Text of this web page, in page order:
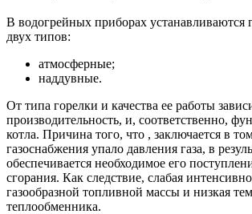
В водогрейных приборах устанавливаются
двух типов:
атмосферные;
наддувные.
От типа горелки и качества ее работы
производительность, и, соответственно,
котла. Причина того, что , заключается в
газоснабжения упало давления газа, в
обеспечивается необходимое его
сгорания. Как следствие, слабая
газообразной топливной массы и низкая
теплообменника.